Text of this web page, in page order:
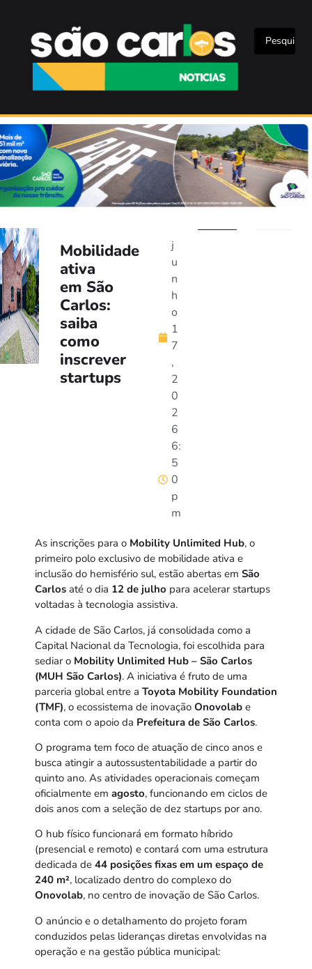
Mobilidade
ativa
em São
Carlos:
saiba
como
inscrever
startups
j
u
n
h
o
1
7
,
2
0
2
6
6:
5
0
p
m
As inscrições para o Mobility Unlimited Hub, o
primeiro polo exclusivo de mobilidade ativa e
inclusão do hemisfério sul, estão abertas em São
Carlos até o dia 12 de julho para acelerar startups
voltadas à tecnologia assistiva.
A cidade de São Carlos, já consolidada como a
Capital Nacional da Tecnologia, foi escolhida para
sediar o Mobility Unlimited Hub – São Carlos
(MUH São Carlos). A iniciativa é fruto de uma
parceria global entre a Toyota Mobility Foundation
(TMF), o ecossistema de inovação Onovolab e
conta com o apoio da Prefeitura de São Carlos.
O programa tem foco de atuação de cinco anos e
busca atingir a autossustentabilidade a partir do
quinto ano. As atividades operacionais começam
oficialmente em agosto, funcionando em ciclos de
dois anos com a seleção de dez startups por ano.
O hub físico funcionará em formato híbrido
(presencial e remoto) e contará com uma estrutura
dedicada de 44 posições fixas em um espaço de
240 m², localizado dentro do complexo do
Onovolab, no centro de inovação de São Carlos.
O anúncio e o detalhamento do projeto foram
conduzidos pelas lideranças diretas envolvidas na
operação e na gestão pública municipal: